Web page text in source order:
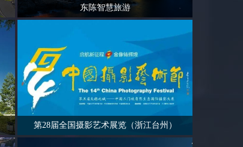
东陈智慧旅游
第28届全国摄影艺术展览（浙江台州）